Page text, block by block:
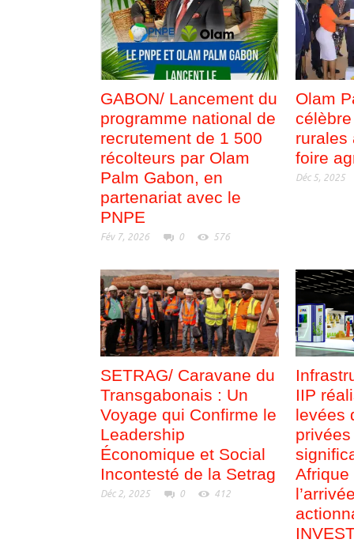
GABON/ Lancement du
programme national de
recrutement de 1 500
récolteurs par Olam
Palm Gabon, en
partenariat avec le
PNPE
Fév 7, 2026 0 576
Olam
rurales
foire
Déc 5, 2025
SETRAG/ Caravane du
Transgabonais : Un
Voyage qui Confirme le
Leadership
Économique et Social
Incontesté de la Setrag
Déc 2, 2025 0 412
IIP
levées
Afrique